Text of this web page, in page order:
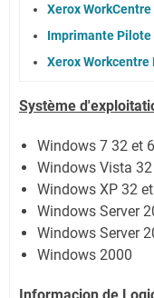
Xerox
Imprimante Pilote
Xerox
Système
Windows 7 32 et
Windows Vista
Windows XP 32
Windows Server
Windows Server
Windows 2000